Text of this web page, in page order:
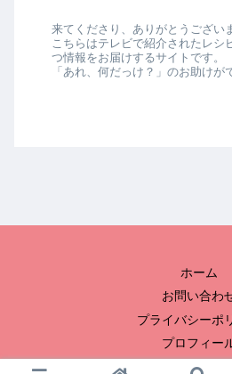
来てくださり、ありがとうござい
こちらはテレビで紹介されたレシ
つ情報をお届けするサイトです。
「あれ、何だっけ？」のお助けが
ホーム
お問い合わ
プライバシーポ
プロフィー